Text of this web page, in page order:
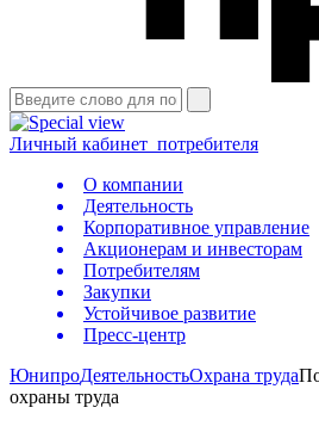
Личный кабинет потребителя
О компании
Деятельность
Корпоративное управление
Акционерам и инвесторам
Потребителям
Закупки
Устойчивое развитие
Пресс-центр
ЮнипроДеятельностьОхрана труда
охраны труда